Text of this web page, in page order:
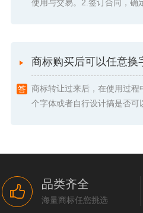
使用与交易。2.签订合同，确
商标购买后可以任意换
商标转让过来后，在使用过
个字体或者自行设计搞是否
品类齐全
海量商标任您挑选